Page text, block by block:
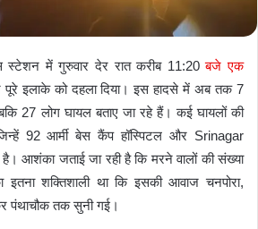
स्टेशन में गुरुवार देर रात करीब 11:20बजे एक
इलाके को दहला दिया। इस हादसे में अब तक 7
27 लोग घायल बताए जा रहे हैं। कई घायलों की
92 आर्मी बेस कैंप हॉस्पिटल और Srinagar
है। आशंका जताई जा रही है कि मरने वालों की संख्या
शक्तिशाली था कि इसकी आवाज चनपोरा,
पंथाचौक तक सुनी गई।